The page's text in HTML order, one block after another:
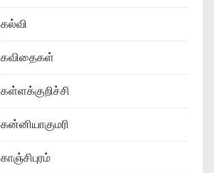
கல்வி
கவிதைகள்
கள்ளக்குறிச்சி
கன்னியாகுமரி
காஞ்சிபுரம்